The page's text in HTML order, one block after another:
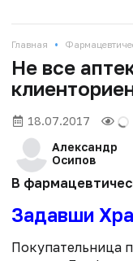
Главная •
Не все
18.07.2017
Александр
Осипов
В
Задавши
Покупательница